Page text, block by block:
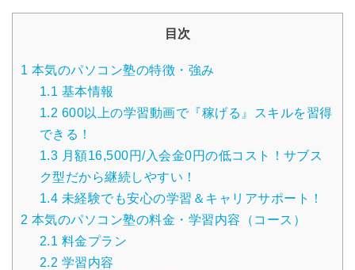
目次
1 本気のパソコン塾の特徴・強み
1.1 基本情報
1.2 600以上の学習動画で『稼げる』スキルを習得
できる！
1.3 月額16,500円/入会金0円の低コスト！サブス
ク型だから継続しやすい！
1.4 未経験でも安心の学習＆キャリアサポート！
2 本気のパソコン塾の料金・学習内容（コース）
2.1 料金プラン
2.2 学習内容